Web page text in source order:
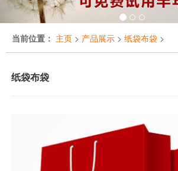
当前位置： 主页 > 产品展示 > 纸袋布袋 >
纸袋布袋